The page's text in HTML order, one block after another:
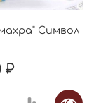
Символ
₽